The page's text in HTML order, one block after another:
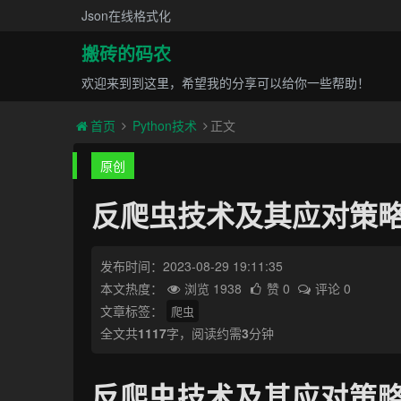
Json在线格式化
搬砖的码农
欢迎来到到这里，希望我的分享可以给你一些帮助！
首页 Python技术 正文
原创
反爬虫技术及其应对策
发布时间：2023-08-29 19:11:35
本文热度：
浏览 1938 赞 0
评论 0
文章标签：
爬虫
全文共1117字，阅读约需3分钟